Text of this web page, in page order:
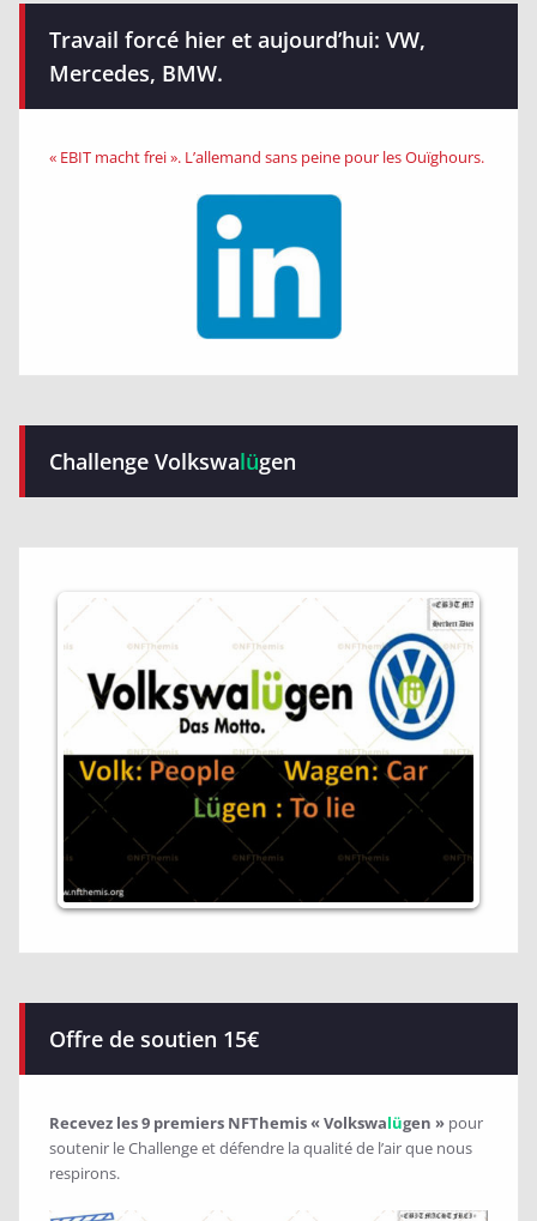
Travail forcé hier et aujourd’hui: VW,
Mercedes, BMW.
« EBIT macht frei »​. L’allemand sans peine pour les Ouïghours.
Challenge Volkswalügen
Offre de soutien 15€
Recevez les 9 premiers NFThemis « Volkswalügen » pour
soutenir le Challenge et défendre la qualité de l’air que nous
respirons.